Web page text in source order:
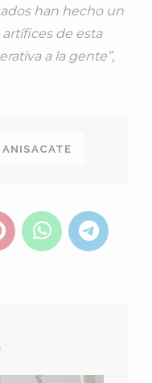
han hecho un
de esta
a la gente”,